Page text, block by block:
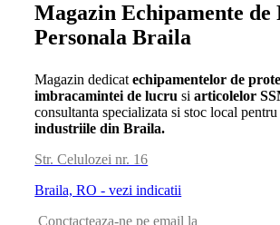
Magazin Echipamente de
Personala Braila
Magazin dedicatechipamentelor de
imbracamintei de lucru siarticolelor
consultanta specializata si stoc local pentru
industriile din Braila.
Str. Celulozei nr. 16
Braila, RO - vezi indicatii
Conctacteaza-ne pe email la